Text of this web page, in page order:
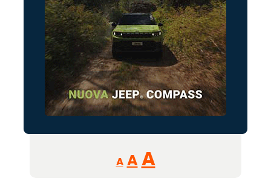
A
Reducir
tamaño
A Restablecer
AAumentar